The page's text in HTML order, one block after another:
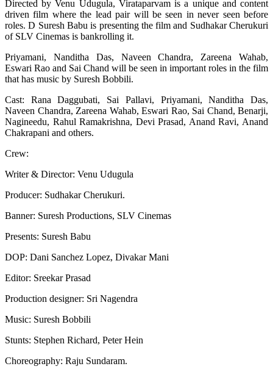
Directed by Venu Udugula, Virataparvam is a unique and content
driven film where the lead pair will be seen in never seen before
roles. D Suresh Babu is presenting the film and Sudhakar Cherukuri
of SLV Cinemas is bankrolling it.
Priyamani, Nanditha Das, Naveen Chandra, Zareena Wahab,
Eswari Rao and Sai Chand will be seen in important roles in the film
that has music by Suresh Bobbili.
Cast: Rana Daggubati, Sai Pallavi, Priyamani, Nanditha Das,
Naveen Chandra, Zareena Wahab, Eswari Rao, Sai Chand, Benarji,
Nagineedu, Rahul Ramakrishna, Devi Prasad, Anand Ravi, Anand
Chakrapani and others.
Crew:
Writer & Director: Venu Udugula
Producer: Sudhakar Cherukuri.
Banner: Suresh Productions, SLV Cinemas
Presents: Suresh Babu
DOP: Dani Sanchez Lopez, Divakar Mani
Editor: Sreekar Prasad
Production designer: Sri Nagendra
Music: Suresh Bobbili
Stunts: Stephen Richard, Peter Hein
Choreography: Raju Sundaram.